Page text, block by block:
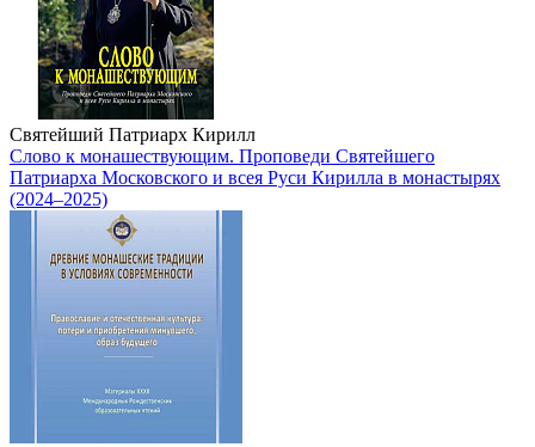
Святейший Патриарх Кирилл
Слово к монашествующим. Проповеди Святейшего
Патриарха Московского и всея Руси Кирилла в монастырях
(2024–2025)